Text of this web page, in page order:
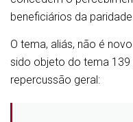
beneficiários da
O tema, aliás, não é
sido objeto do tema 139
repercussão geral: